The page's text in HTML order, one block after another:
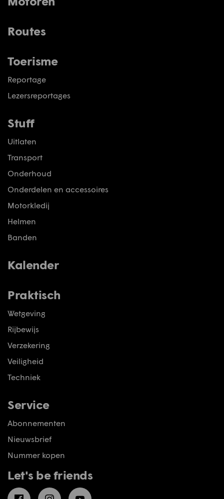
Routes
Toerisme
Reportage
Lezersreportages
Stuff
Uitlaten
Transport
Onderhoud
Onderdelen en accessoires
Motorkledij
Helmen
Banden
Kalender
Praktisch
Wetgeving
Rijbewijs
Verzekering
Veiligheid
Techniek
Service
Abonnementen
Nieuwsbrief
Nummer kopen
Let's be friends